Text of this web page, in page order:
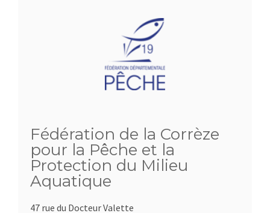
Fédération de la Corrèze
pour la Pêche et la
Protection du Milieu
Aquatique
47 rue du Docteur Valette